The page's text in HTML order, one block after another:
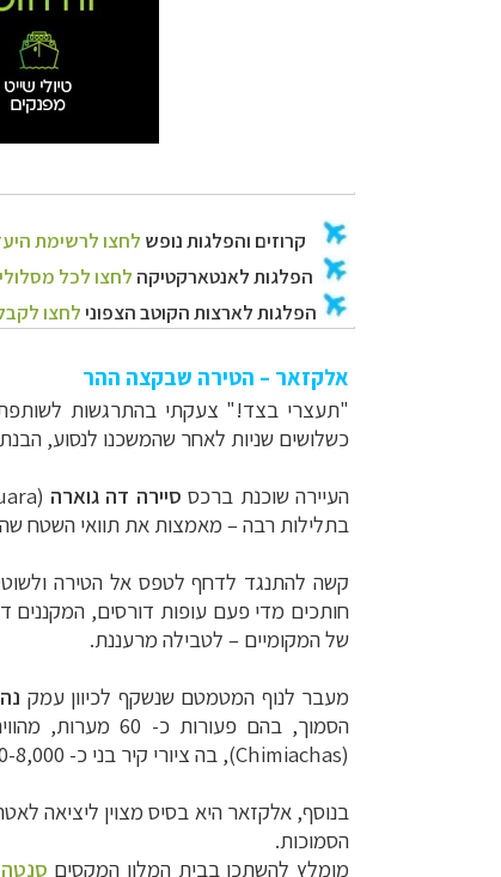
אלקזאר – הטירה שבקצה ההר
"תעצרי בצד!" צעקתי בהתרגשות
כשלושים שניות לאחר שהמשכנו לנסוע,
העיירה שוכנת ברכס סיירה דה גוארה (
בתלילות רבה – מאמצות את תוואי השטח
קשה להתנגד לדחף לטפס אל הטירה
חותכים מדי פעם עופות דורסים,
של המקומיים – לטבילה מרעננת.
מעבר לנוף המטמטם שנשקף לכיוון עמק
הסמוך, בהם פעורות כ- 60 מערות, מהווים אטרקציית טבע ופרה-היסטוריה. מסלול מעגלי יוצא מאלקזאר, דרך צמחייה ים-תיכונית עבותה, אל מערת
(
Chimiachas), בה ציורי קיר בני כ- 5,000-8,000 שנה.
בנוסף, אלקזאר היא בסיס מצוין ליציאה
הסמוכות.
מומלץ להשתכן בבית המלון המקסים